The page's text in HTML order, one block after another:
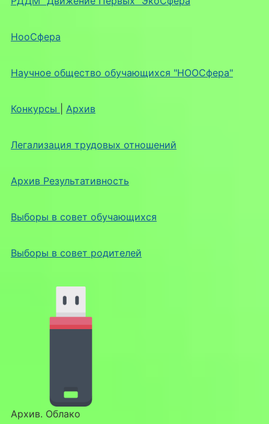
НооСфера
Научное общество обучающихся "НООСфера"
Конкурсы Архив
Легализация трудовых отношений
Архив Результативность
Выборы в совет обучающихся
Выборы в совет родителей
Архив. Облако